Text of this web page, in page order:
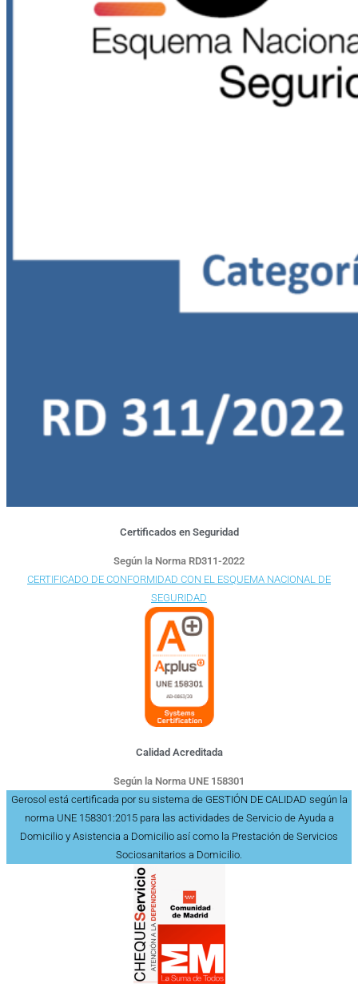
Certificados en Seguridad
Según la Norma RD311-2022
CERTIFICADO DE CONFORMIDAD CON EL ESQUEMA NACIONAL DE
SEGURIDAD
Calidad Acreditada
Según la Norma UNE 158301
Gerosol está certificada por su sistema de GESTIÓN DE CALIDAD según la
norma UNE 158301:2015 para las actividades de Servicio de Ayuda a
Domicilio y Asistencia a Domicilio así como la Prestación de Servicios
Sociosanitarios a Domicilio.